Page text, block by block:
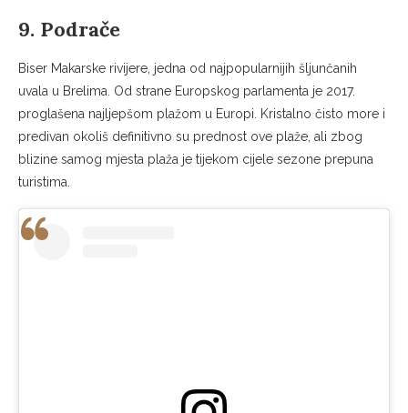
9. Podrače
Biser Makarske rivijere, jedna od najpopularnijih šljunčanih
uvala u Brelima. Od strane Europskog parlamenta je 2017.
proglašena najljepšom plažom u Europi. Kristalno čisto more i
predivan okoliš definitivno su prednost ove plaže, ali zbog
blizine samog mjesta plaža je tijekom cijele sezone prepuna
turistima.